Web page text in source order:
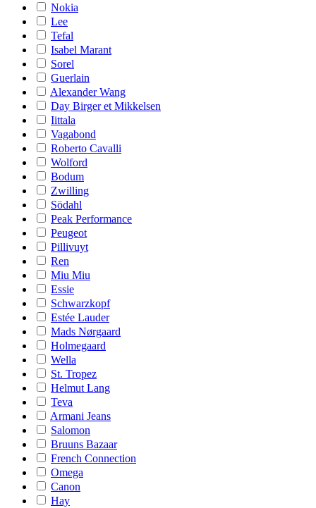
Nokia
Lee
Tefal
Isabel Marant
Sorel
Guerlain
Alexander Wang
Day Birger et Mikkelsen
Iittala
Vagabond
Roberto Cavalli
Wolford
Bodum
Zwilling
Södahl
Peak Performance
Peugeot
Pillivuyt
Ren
Miu Miu
Essie
Schwarzkopf
Estée Lauder
Mads Nørgaard
Holmegaard
Wella
St. Tropez
Helmut Lang
Teva
Armani Jeans
Salomon
Bruuns Bazaar
French Connection
Omega
Canon
Hay